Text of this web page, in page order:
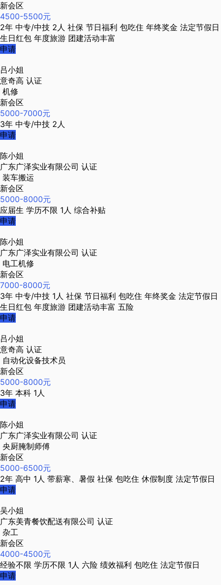
新会区
4500-5500元
2年 中专/中技 2人 社保 节日福利 包吃住 年终奖金 法定节假日
生日红包 年度旅游 团建活动丰富
申请
吕小姐
意奇高 认证
机修
新会区
5000-7000元
3年 中专/中技 2人
申请
陈小姐
广东广泽实业有限公司 认证
装车搬运
新会区
5000-8000元
应届生 学历不限 1人 综合补贴
申请
陈小姐
广东广泽实业有限公司 认证
电工机修
新会区
7000-8000元
3年 中专/中技 1人 社保 节日福利 包吃住 年终奖金 法定节假日
生日红包 年度旅游 团建活动丰富 五险
申请
吕小姐
意奇高 认证
自动化设备技术员
新会区
5000-8000元
3年 本科 1人
申请
陈小姐
广东广泽实业有限公司 认证
央厨腌制师傅
新会区
5000-6500元
2年 高中 1人 带薪寒、暑假 社保 包吃住 休假制度 法定节假日
申请
吴小姐
广东美青餐饮配送有限公司 认证
杂工
新会区
4000-4500元
经验不限 学历不限 1人 六险 绩效福利 包吃住 法定节假日
申请